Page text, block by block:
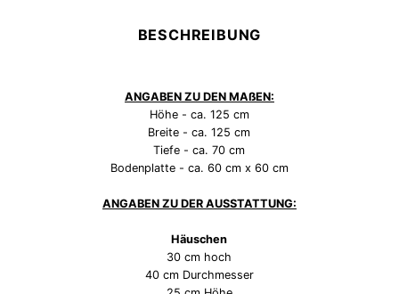
BESCHREIBUNG
ANGABEN ZU DEN MAßEN:
Höhe - ca. 125 cm
Breite - ca. 125 cm
Tiefe - ca. 70 cm
Bodenplatte - ca. 60 cm x 60 cm
ANGABEN ZU DER AUSSTATTUNG:
Häuschen
30 cm hoch
40 cm Durchmesser